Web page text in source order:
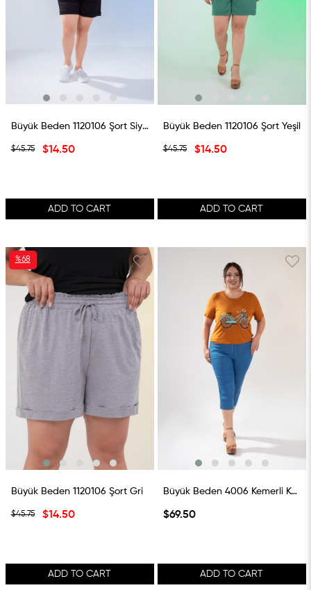
Büyük Beden 1120106 Şort Siyah
$14.50
$45.75
ADD TO CART
Büyük Beden 1120106 Şort Yeşil
$14.50
$45.75
ADD TO CART
Büyük Beden 1120106 Şort Gri
$14.50
$45.75
ADD TO CART
%68
SALE
%68SALE
Büyük Beden 4006 Kemerli Kapri Mavi
$69.50
ADD TO CART